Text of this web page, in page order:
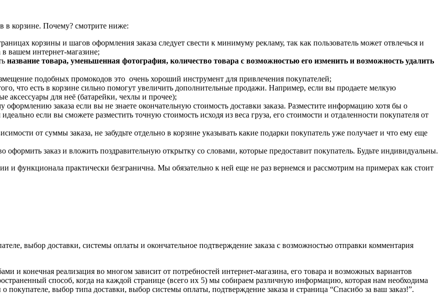
в корзине. Почему? смотрите ниже:
корзины и шагов оформления заказа следует свести к минимуму рекламу, так как пользователь может отвлечься и
вашем интернет-магазине;
название товара, уменьшенная фотография, количество товара с возможностью его изменить и возможность удалить
подобных промокодов это очень хороший инструмент для привлечения покупателей;
что есть в корзине сильно помогут увеличить дополнительные продажи. Например, если вы продаете мелкую
аксессуары для неё (батарейки, чехлы и прочее);
оформлению заказа если вы не знаете окончательную стоимость доставки заказа. Разместите информацию хотя бы о
если вы сможете разместить точную стоимость исходя из веса груза, его стоимости и отдаленности покупателя от
от суммы заказа, не забудьте отдельно в корзине указывать какие подарки покупатель уже получает и что ему еще
оформить заказ и вложить поздравительную открытку со словами, которые предоставит покупатель. Будьте индивидуальны.
и функционала практически безгранична. Мы обязательно к ней еще не раз вернемся и рассмотрим на примерах как стоит
выбор доставки, системы оплаты и окончательное подтверждение заказа с возможностью отправки комментария
и конечная реализация во многом зависит от потребностей интернет-магазина, его товара и возможных вариантов
способ, когда на каждой странице (всего их 5) мы собираем различную информацию, которая нам необходима
покупателе, выбор типа доставки, выбор системы оплаты, подтверждение заказа и страница “Спасибо за ваш заказ!”.